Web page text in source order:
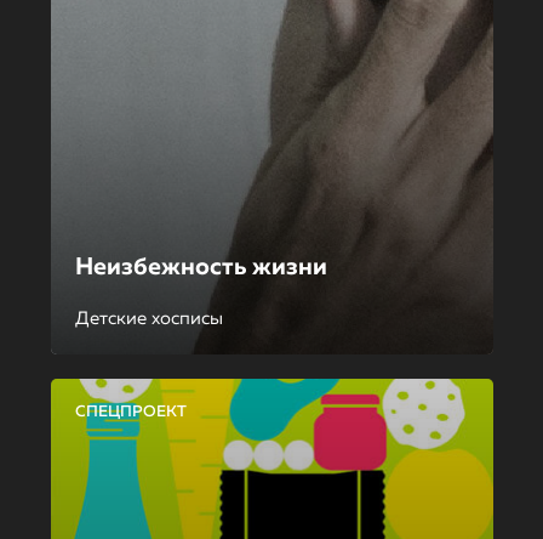
Неизбежность жизни
Детские хосписы
СПЕЦПРОЕКТ